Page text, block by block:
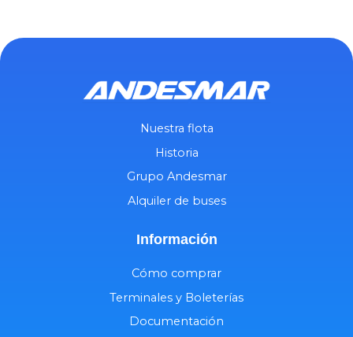
Nuestra flota
Historia
Grupo Andesmar
Alquiler de buses
Información
Cómo comprar
Terminales y Boleterías
Documentación